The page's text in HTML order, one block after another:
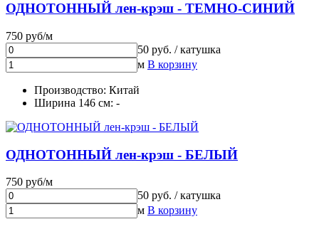
ОДНОТОННЫЙ лен-крэш - ТЕМНО-СИНИЙ
750 руб/м
50 руб. / катушка
м В корзину
Производство: Китай
Ширина 146 см: -
ОДНОТОННЫЙ лен-крэш - БЕЛЫЙ
750 руб/м
50 руб. / катушка
м В корзину